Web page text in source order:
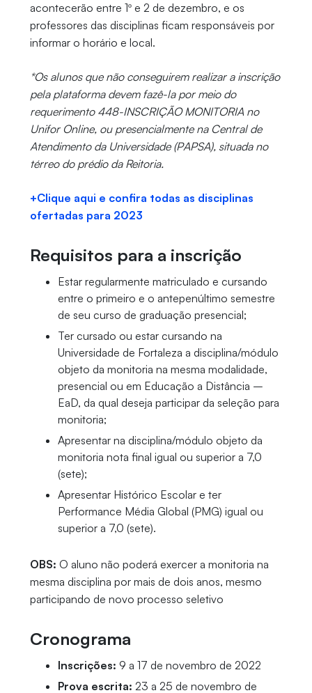
acontecerão entre 1º e 2 de dezembro, e os
professores das disciplinas ficam responsáveis por
informar o horário e local.
*Os alunos que não conseguirem realizar a inscrição
pela plataforma devem fazê-la por meio do
requerimento 448-INSCRIÇÃO MONITORIA no
Unifor Online, ou presencialmente na Central de
Atendimento da Universidade (PAPSA), situada no
térreo do prédio da Reitoria.
+Clique aqui e confira todas as disciplinas
ofertadas para 2023
Requisitos para a inscrição
Estar regularmente matriculado e cursando
entre o primeiro e o antepenúltimo semestre
de seu curso de graduação presencial;
Ter cursado ou estar cursando na
Universidade de Fortaleza a disciplina/módulo
objeto da monitoria na mesma modalidade,
presencial ou em Educação a Distância –
EaD, da qual deseja participar da seleção para
monitoria;
Apresentar na disciplina/módulo objeto da
monitoria nota final igual ou superior a 7,0
(sete);
Apresentar Histórico Escolar e ter
Performance Média Global (PMG) igual ou
superior a 7,0 (sete).
OBS: O aluno não poderá exercer a monitoria na
mesma disciplina por mais de dois anos, mesmo
participando de novo processo seletivo
Cronograma
Inscrições: 9 a 17 de novembro de 2022
Prova escrita: 23 a 25 de novembro de